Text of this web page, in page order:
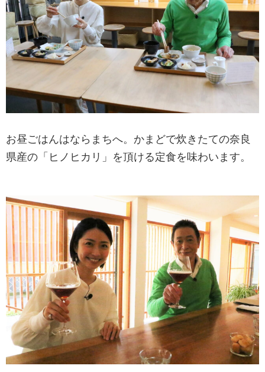
お昼ごはんはならまちへ。かまどで炊きたての奈良
県産の「ヒノヒカリ」を頂ける定食を味わいます。